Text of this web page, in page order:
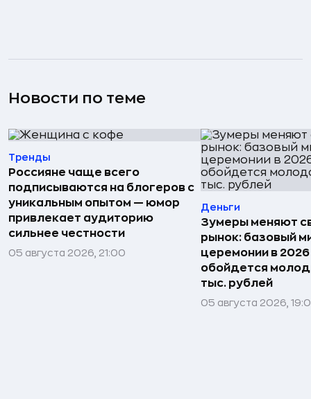
Новости по теме
Тренды
Россияне чаще всего
подписываются на блогеров с
уникальным опытом — юмор
привлекает аудиторию
сильнее честности
05 августа 2026, 21:00
Деньги
Зумеры меняют
рынок: базовый
церемонии в
обойдется
тыс. рублей
05 августа 2026,